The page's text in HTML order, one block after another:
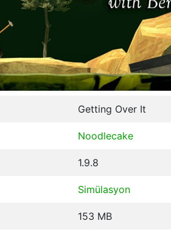
Getting Over It
Noodlecake
1.9.8
Simülasyon
153 MB